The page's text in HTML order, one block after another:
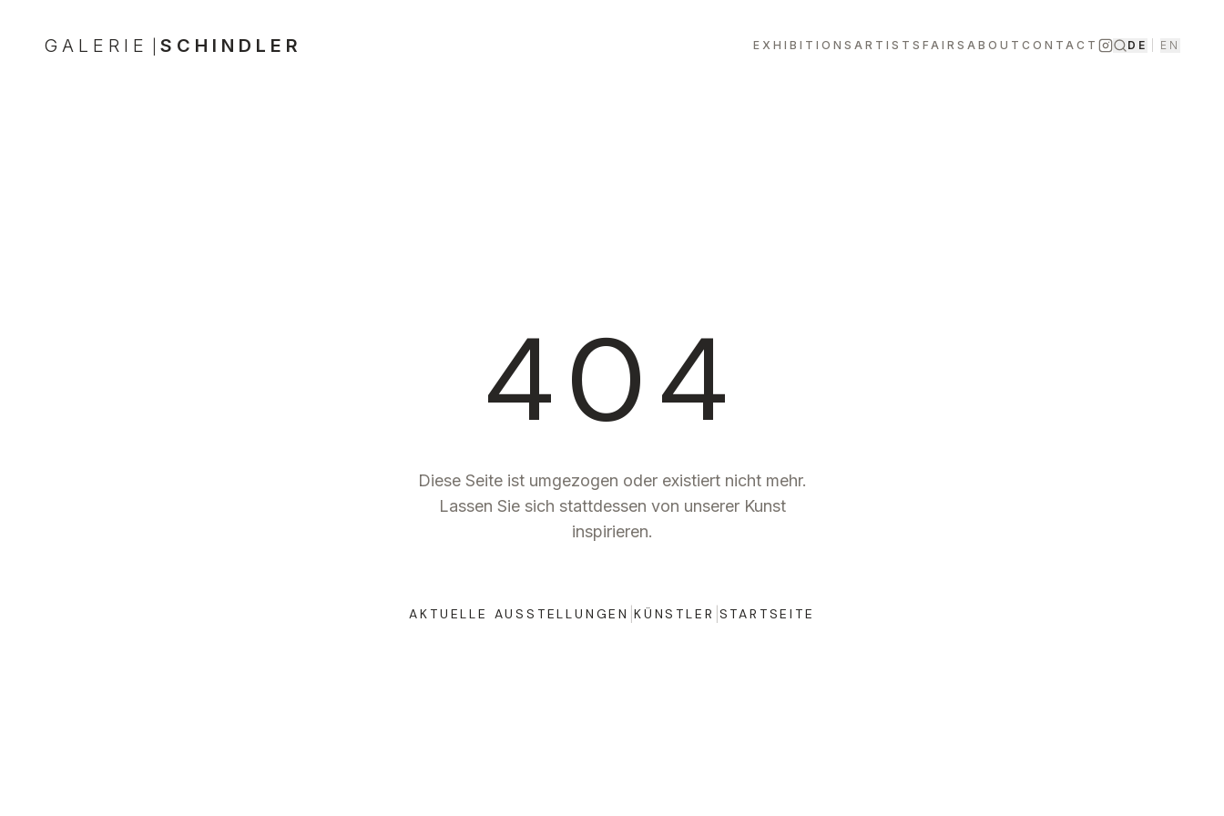
GALERIE SCHINDLER EXHIBITIONS ARTISTS FAIRS ABOUT CONTACT DE EN
404
Diese Seite ist umgezogen oder existiert nicht mehr.
Lassen Sie sich stattdessen von unserer Kunst
inspirieren.
AKTUELLE AUSSTELLUNGEN |KÜNSTLER STARTSEITE